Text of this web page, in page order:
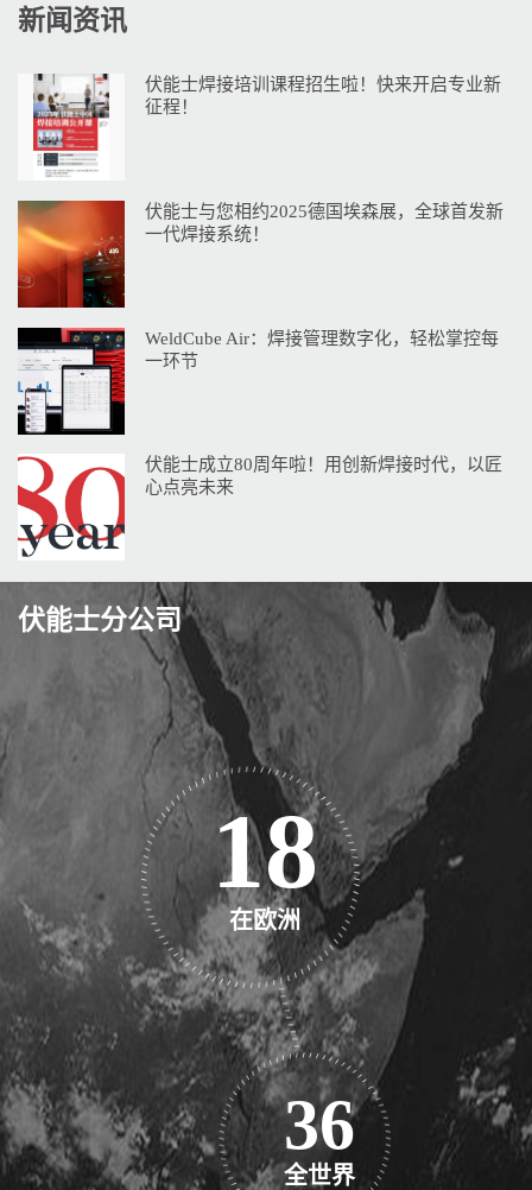
新闻资讯
伏能士焊接培训课程招生啦！快来开启专业新
征程！
伏能士与您相约2025德国埃森展，全球首发新
一代焊接系统！
WeldCube Air：焊接管理数字化，轻松掌控每
一环节
伏能士成立80周年啦！用创新焊接时代，以匠
心点亮未来
伏能士分公司
19
在欧洲
37
全世界